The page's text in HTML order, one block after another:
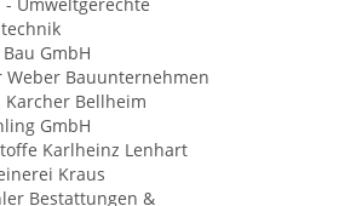
GmbH
Weber Bauunternehmen
Karcher Bellheim
GmbH
Karlheinz Lenhart
Kraus
Bestattungen &